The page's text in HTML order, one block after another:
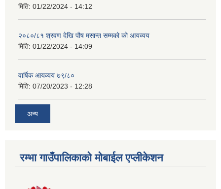
मिति: 01/22/2024 - 14:12
२०८०/८१ श्रवण देखि पौष मसान्त सम्मको को आयव्यय
मिति: 01/22/2024 - 14:09
वार्षिक आयव्यय ७९/८०
मिति: 07/20/2023 - 12:28
अन्य
रम्भा गाउँपालिकाको मोबाईल एप्लीकेशन